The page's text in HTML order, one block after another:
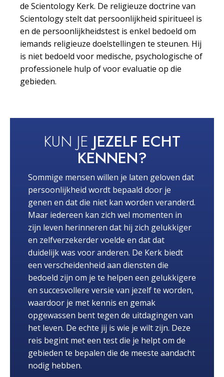
de Scientology Kerk. De religieuze doctrine van
Scientology stelt dat persoonlijkheid spiritueel is
en de persoonlijkheidstest is enkel bedoeld om
iemands religieuze doelstellingen te steunen. Hij
is niet bedoeld voor medische, psychologische of
professionele hulp of voor evaluatie op die
gebieden.
KUN JE JEZELF ECHT
KENNEN?
Sommige mensen willen je laten geloven dat
persoonlijkheid wordt bepaald door je
genen en dat die niet kan worden veranderd.
Maar iedereen kan zich wel momenten in
zijn leven herinneren dat hij zich gelukkiger
en zelfverzekerder voelde en dat dat
duidelijk was voor anderen. De Kerk biedt
een verscheidenheid aan diensten die
bedoeld zijn om je te helpen een gelukkigere
en succesvollere versie van jezelf te worden,
waardoor je met kennis en gemak
opgewassen bent tegen de uitdagingen van
het leven. De echte jij is wie je wilt zijn. Deze
reis begint met een test die je helpt om de
gebieden te bepalen die de meeste aandacht
nodig hebben.